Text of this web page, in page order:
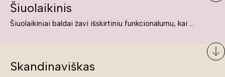
Šiuolaikinis
Šiuolaikiniai baldai žavi išskirtiniu funkcionalumu, kai kurie jų pelnytai net pavadinami meno kūriniais, nes jie tikrai yra išskirtiniai, originalūs ir puikiai atliepiantys į šiuolaikinių žmonių poreikius bei gyvenimo būdo ypatumus.
Skandinaviškas